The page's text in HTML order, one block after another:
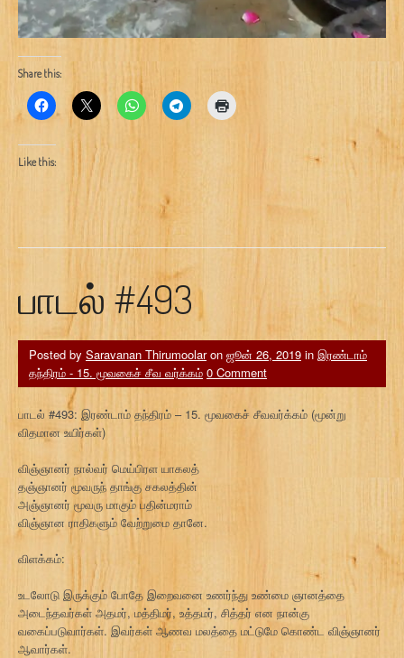
Share this:
Like this:
பாடல் #493
Posted by Saravanan Thirumoolaron ஜூன் 26, 2019 in இரண்டாம்
தந்திரம் - 15. மூவகைச் சீவ வர்க்கம் 0 Comment
பாடல் #493: இரண்டாம் தந்திரம் – 15. மூவகைச் சீவவர்க்கம் (மூன்று
விதமான உயிர்கள்)
விஞ்ஞானர் நால்வர் மெய்பிரள யாகலத்
தஞ்ஞானர் மூவருந் தாங்கு சகலத்தின்
அஞ்ஞானர் மூவரு மாகும் பதின்மராம்
விஞ்ஞான ராதிகளும் வேற்றுமை தானே.
விளக்கம்:
உடலோடு இருக்கும் போதே இறைவனை உணர்ந்து உண்மை ஞானத்தை
அடைந்தவர்கள் அதமர், மத்திமர், உத்தமர், சித்தர் என நான்கு
வகைப்படுவார்கள். இவர்கள் ஆணவ மலத்தை மட்டுமே கொண்ட விஞ்ஞானர்
ஆவார்கள்.